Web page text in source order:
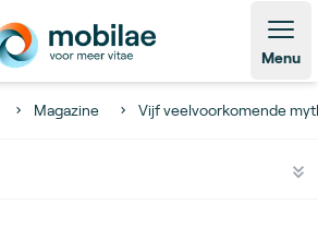
Menu
Magazine Vijf veelvoorkomende